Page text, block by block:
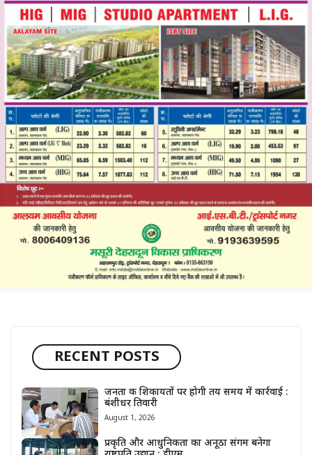
RECENT POSTS
जनता की शिकायतों पर होगी तय समय में कार्रवाई :
बंशीधर तिवारी
August 1, 2026
प्रकृति और आधुनिकता का अनूठा संगम बनेगा